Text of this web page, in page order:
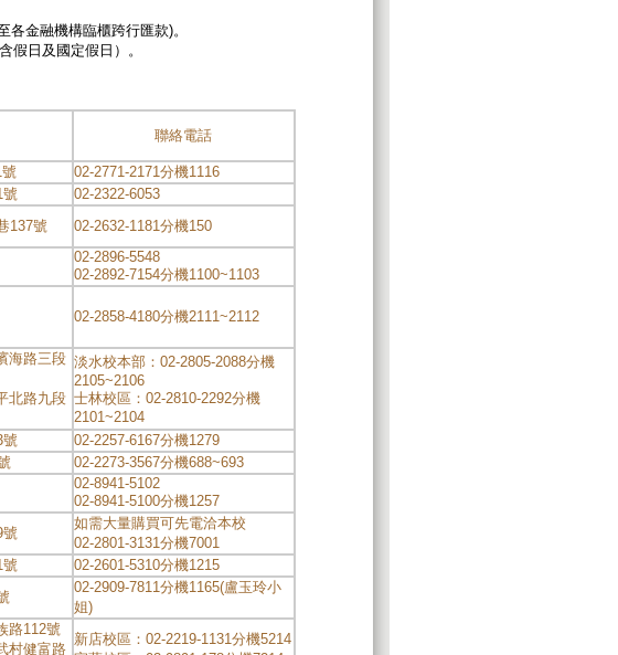
金融機構臨櫃跨行匯款)。
假日及國定假日）。
聯絡電話
02-2771-2171分機1116
02-2322-6053
137號 02-2632-1181分機150
02-2896-5548
02-2892-7154分機1100~1103
02-2858-4180分機2111~2112
海路三段
北路九段
淡水校本部：02-2805-2088分機
2105~2106
士林校區：02-2810-2292分機
2101~2104
02-2257-6167分機1279
02-2273-3567分機688~693
02-8941-5102
02-8941-5100分機1257
如需大量購買可先電洽本校
02-2801-3131分機7001
02-2601-5310分機1215
02-2909-7811分機1165(盧玉玲小
姐)
路112號
村健富路
新店校區：02-2219-1131分機5214